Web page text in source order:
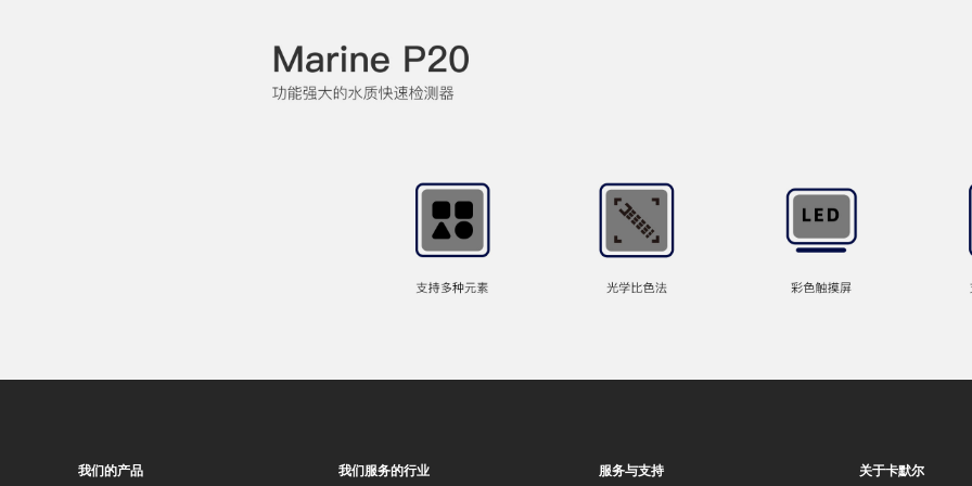
我们的产品 我们服务的行业 服务与支持 关于卡默尔